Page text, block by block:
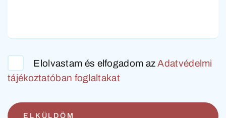
Elolvastam és elfogadom azAdatvédelmi
tájékoztatóban foglaltakat
ELKÜLDÖM